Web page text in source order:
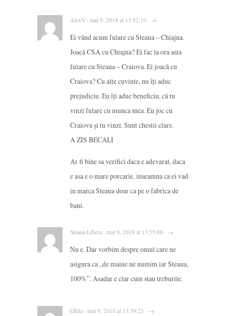
AlexY · mai 9, 2018 at 13:52:19 · →
Ei vând acum fulare cu Steaua – Chiajna.
Joacă CSA cu Chiajna? Ei fac la ora asta
fulare cu Steaua – Craiova. Ei joacă cu
Craiova? Cu alte cuvinte, nu îți aduc
prejudiciu. Eu îți aduc beneficiu, că tu
vinzi fulare cu munca mea. Eu joc cu
Craiova și tu vinzi. Sunt chestii clare.
A ZIS BECALI
Ar fi bine sa verifici daca e adevarat, daca
e asa e o mare porcarie, inseamna ca ei vad
in marca Steaua doar ca pe o fabrica de
bani.
Steaua Libera · mai 9, 2018 at 13:55:08 · →
Nu e. Dar vorbim despre omul care ne
asigura ca „de maine ne numim iar Steaua,
100%”. Asadar e clar cum stau treburile.
Ghita · mai 9, 2018 at 13:59:23 · →